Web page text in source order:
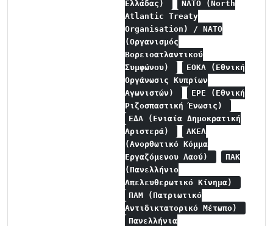
Ελλάδας)
NATO (North
Atlantic Treaty
Organisation) / NATO
(Οργανισμός
Βορειοατλαντικού
Συμφώνου)
ΕΟΚΑ (Εθνική
Οργάνωσις Κυπρίων
Αγωνιστών)
ΕΡΕ (Εθνική
Ριζοσπαστική Ένωσις)
ΕΔΑ (Ενιαία Δημοκρατική
Αριστερά)
ΑΚΕΛ
(Ανορθωτικό Κόμμα
Εργαζόμενου Λαού)
ΠΑΚ
(Πανελλήνιο
Απελευθερωτικό Κίνημα)
ΠΑΜ (Πατριωτικό
Αντιδικτατορικό Μέτωπο)
Πανελλήνια